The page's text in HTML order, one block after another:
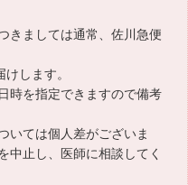
きましては通常、佐川急便
します。
時を指定できますので備考
いては個人差がございま
中止し、医師に相談してく